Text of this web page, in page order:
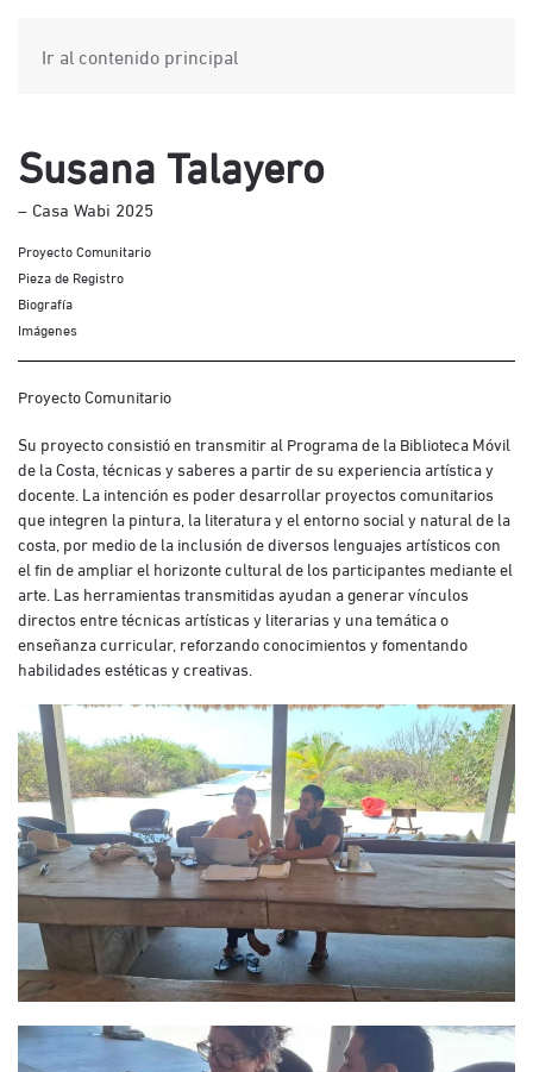
Ir al contenido principal
Susana Talayero
– Casa Wabi 2025
Proyecto Comunitario
Pieza de Registro
Biografía
Imágenes
Proyecto Comunitario
Su proyecto consistió en transmitir al Programa de la Biblioteca Móvil
de la Costa, técnicas y saberes a partir de su experiencia artística y
docente. La intención es poder desarrollar proyectos comunitarios
que integren la pintura, la literatura y el entorno social y natural de la
costa, por medio de la inclusión de diversos lenguajes artísticos con
el fin de ampliar el horizonte cultural de los participantes mediante el
arte. Las herramientas transmitidas ayudan a generar vínculos
directos entre técnicas artísticas y literarias y una temática o
enseñanza curricular, reforzando conocimientos y fomentando
habilidades estéticas y creativas.